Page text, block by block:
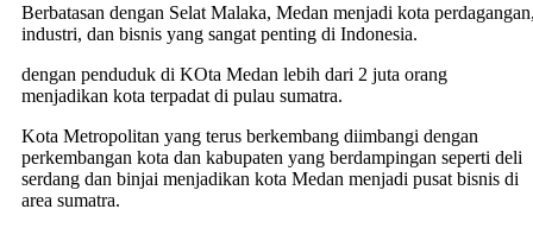
Berbatasan dengan Selat Malaka, Medan menjadi kota
industri, dan bisnis yang sangat penting di Indonesia.
dengan penduduk di KOta Medan lebih dari 2 juta orang
menjadikan kota terpadat di pulau sumatra.
Kota Metropolitan yang terus berkembang diimbangi dengan
perkembangan kota dan kabupaten yang berdampingan seperti deli
serdang dan binjai menjadikan kota Medan menjadi pusat bisnis di
area sumatra.